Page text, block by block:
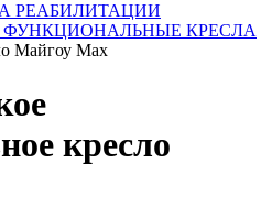
РЕАБИЛИТАЦИИ
КРЕСЛА
Майгоу Max
кресло